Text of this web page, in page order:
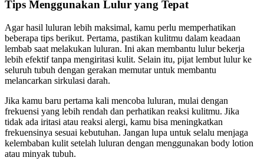
Tips Menggunakan Lulur yang Tepat
Agar hasil luluran lebih maksimal, kamu perlu memperhatikan
beberapa tips berikut. Pertama, pastikan kulitmu dalam keadaan
lembab saat melakukan luluran. Ini akan membantu lulur bekerja
lebih efektif tanpa mengiritasi kulit. Selain itu, pijat lembut lulur ke
seluruh tubuh dengan gerakan memutar untuk membantu
melancarkan sirkulasi darah.
Jika kamu baru pertama kali mencoba luluran, mulai dengan
frekuensi yang lebih rendah dan perhatikan reaksi kulitmu. Jika
tidak ada iritasi atau reaksi alergi, kamu bisa meningkatkan
frekuensinya sesuai kebutuhan. Jangan lupa untuk selalu menjaga
kelembaban kulit setelah luluran dengan menggunakan body lotion
atau minyak tubuh.